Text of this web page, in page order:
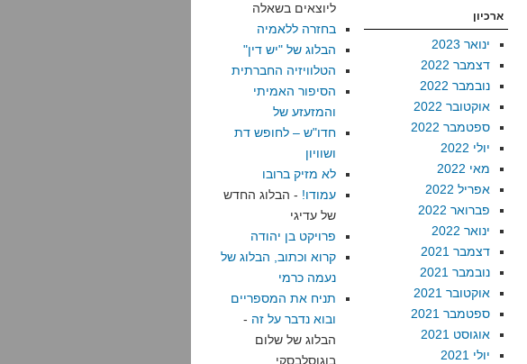
ארכיון
ינואר 2023
דצמבר 2022
נובמבר 2022
אוקטובר 2022
ספטמבר 2022
יולי 2022
מאי 2022
אפריל 2022
פברואר 2022
ינואר 2022
דצמבר 2021
נובמבר 2021
אוקטובר 2021
ספטמבר 2021
אוגוסט 2021
יולי 2021
ליוצאים בשאלה
בחזרה ללאמיה
הבלוג של "יש דין"
הטלוויזיה החברתית
הסיפור האמיתי
והמזעזע של
חדו"ש – לחופש דת
ושוויון
לא מזיק ברובו
עמודו! - הבלוג החדש
של עדיגי
פרויקט בן יהודה
קרוא וכתוב, הבלוג של
נעמה כרמי
תניח את המספריים
ובוא נדבר על זה -
הבלוג של שלום
בוגוסלבסקי